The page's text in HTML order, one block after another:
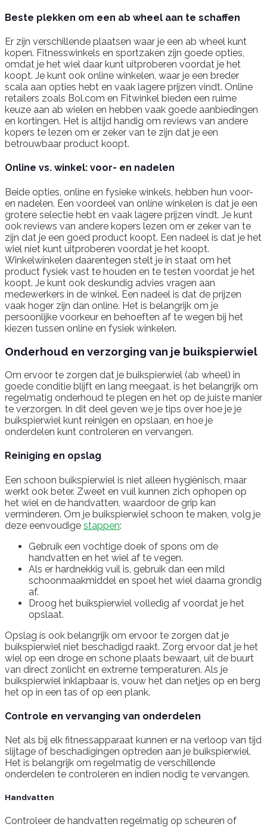
Beste plekken om een ab wheel aan te schaffen
Er zijn verschillende plaatsen waar je een ab wheel kunt
kopen. Fitnesswinkels en sportzaken zijn goede opties,
omdat je het wiel daar kunt uitproberen voordat je het
koopt. Je kunt ook online winkelen, waar je een breder
scala aan opties hebt en vaak lagere prijzen vindt. Online
retailers zoals Bol.com en Fitwinkel bieden een ruime
keuze aan ab wielen en hebben vaak goede aanbiedingen
en kortingen. Het is altijd handig om reviews van andere
kopers te lezen om er zeker van te zijn dat je een
betrouwbaar product koopt.
Online vs. winkel: voor- en nadelen
Beide opties, online en fysieke winkels, hebben hun voor-
en nadelen. Een voordeel van online winkelen is dat je een
grotere selectie hebt en vaak lagere prijzen vindt. Je kunt
ook reviews van andere kopers lezen om er zeker van te
zijn dat je een goed product koopt. Een nadeel is dat je het
wiel niet kunt uitproberen voordat je het koopt.
Winkelwinkelen daarentegen stelt je in staat om het
product fysiek vast te houden en te testen voordat je het
koopt. Je kunt ook deskundig advies vragen aan
medewerkers in de winkel. Een nadeel is dat de prijzen
vaak hoger zijn dan online. Het is belangrijk om je
persoonlijke voorkeur en behoeften af te wegen bij het
kiezen tussen online en fysiek winkelen.
Onderhoud en verzorging van je buikspierwiel
Om ervoor te zorgen dat je buikspierwiel (ab wheel) in
goede conditie blijft en lang meegaat, is het belangrijk om
regelmatig onderhoud te plegen en het op de juiste manier
te verzorgen. In dit deel geven we je tips over hoe je je
buikspierwiel kunt reinigen en opslaan, en hoe je
onderdelen kunt controleren en vervangen.
Reiniging en opslag
Een schoon buikspierwiel is niet alleen hygiënisch, maar
werkt ook beter. Zweet en vuil kunnen zich ophopen op
het wiel en de handvatten, waardoor de grip kan
verminderen. Om je buikspierwiel schoon te maken, volg je
deze eenvoudige stappen:
Gebruik een vochtige doek of spons om de
handvatten en het wiel af te vegen.
Als er hardnekkig vuil is, gebruik dan een mild
schoonmaakmiddel en spoel het wiel daarna grondig
af.
Droog het buikspierwiel volledig af voordat je het
opslaat.
Opslag is ook belangrijk om ervoor te zorgen dat je
buikspierwiel niet beschadigd raakt. Zorg ervoor dat je het
wiel op een droge en schone plaats bewaart, uit de buurt
van direct zonlicht en extreme temperaturen. Als je
buikspierwiel inklapbaar is, vouw het dan netjes op en berg
het op in een tas of op een plank.
Controle en vervanging van onderdelen
Net als bij elk fitnessapparaat kunnen er na verloop van tijd
slijtage of beschadigingen optreden aan je buikspierwiel.
Het is belangrijk om regelmatig de verschillende
onderdelen te controleren en indien nodig te vervangen.
Handvatten
Controleer de handvatten regelmatig op scheuren of